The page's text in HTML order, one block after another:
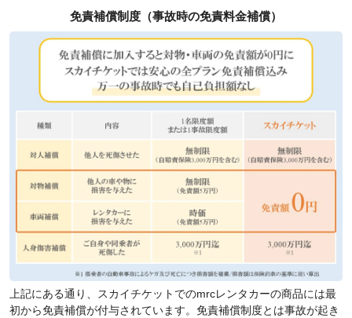
免責補償制度（事故時の免責料金補償）
上記にある通り、スカイチケットでのmrcレンタカーの商品には最
初から免責補償が付与されています。免責補償制度とは事故が起き